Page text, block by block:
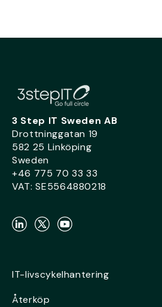
3 Step IT Sweden AB
Drottninggatan 19
582 25 Linköping
Sweden
+46 775 70 33 33
VAT: SE5564880218
IT-livscykelhantering
Återköp